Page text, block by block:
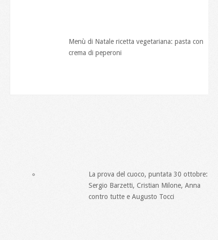
Menù di Natale ricetta vegetariana: pasta con
crema di peperoni
La prova del cuoco, puntata 30 ottobre:
Sergio Barzetti, Cristian Milone, Anna
contro tutte e Augusto Tocci